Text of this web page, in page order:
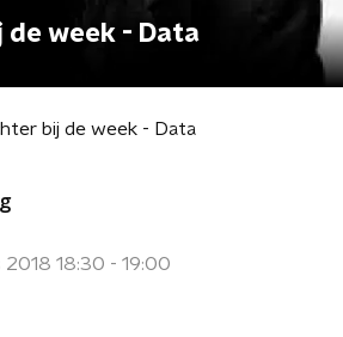
de week - Data
bij de week - Data
18:30 - 19:00